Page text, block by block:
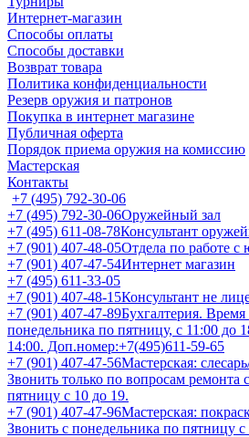
Интернет-магазин
Способы оплаты
Способы доставки
Возврат товара
Политика конфиденциальности
Резерв оружия и патронов
Покупка в интернет магазине
Публичная оферта
Порядок приема оружия на комиссию
Мастерская
Контакты
+7 (495) 792-30-06
+7 (495) 792-30-06Оружейный зал
+7 (495) 611-08-78Консультант
+7 (901) 407-48-05Отдела по работе
+7 (901) 407-47-54Интернет магазин
+7 (495) 611-33-05
+7 (901) 407-48-15Консультант не
+7 (901) 407-47-89Бухгалтерия.
понедельника по пятницу, с 11:00 до
14:00. Доп.номер:+7(495)611-59-65
+7 (901) 407-47-56Мастерская:
Звонить только по вопросам ремонта
пятницу с 10 до 19.
+7 (901) 407-47-96Мастерская:
Звонить с понедельника по пятницу с